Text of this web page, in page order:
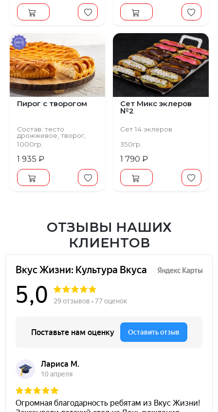
Пирог с творогом
Состав: тесто
дрожжевое, творог,
сахар, ванильный
экстракт
1000гр.
1 935 ₽
Сет Микс эклеров
№2
Сет 14 эклеров
350гр.
1 790 ₽
ОТЗЫВЫ НАШИХ
КЛИЕНТОВ